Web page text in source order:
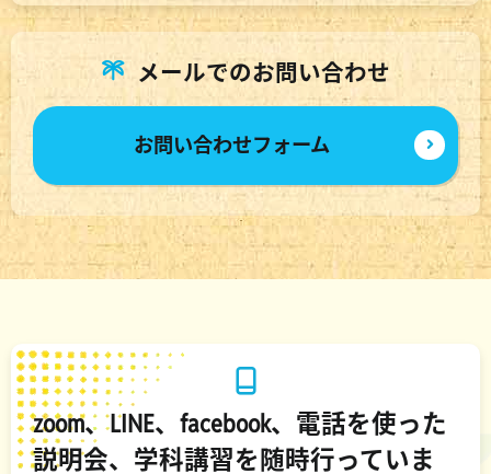
メールでのお問い合わせ
お問い合わせフォーム
zoom、LINE、facebook、電話を使った
説明会、学科講習を随時行っていま